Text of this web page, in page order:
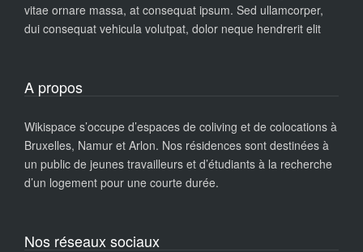
vitae ornare massa, at consequat ipsum. Sed ullamcorper,
dui consequat vehicula volutpat, dolor neque hendrerit elit
A propos
Wikispace s’occupe d’espaces de coliving et de colocations à
Bruxelles, Namur et Arlon. Nos résidences sont destinées à
un public de jeunes travailleurs et d’étudiants à la recherche
d’un logement pour une courte durée.
Nos réseaux sociaux